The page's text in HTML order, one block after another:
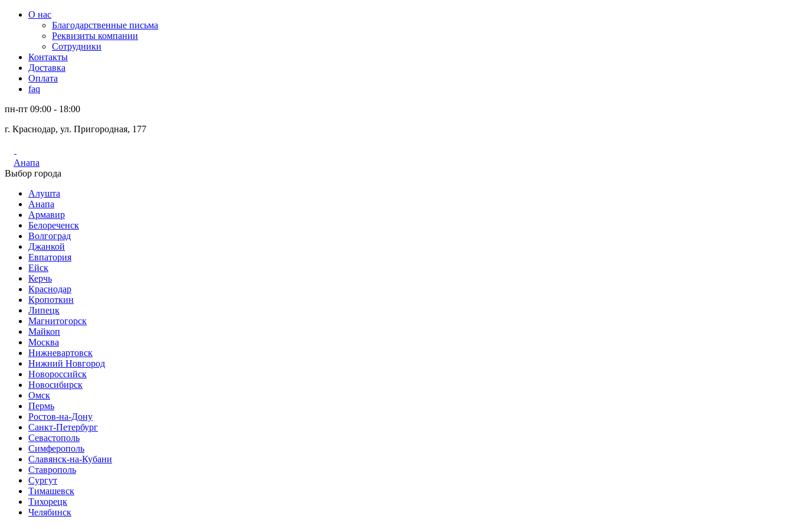
О нас
Благодарственные письма
Реквизиты компании
Сотрудники
Контакты
Доставка
Оплата
faq
пн-пт 09:00 - 18:00
г. Краснодар, ул. Пригородная, 177
Анапа
Выбор города
Алушта
Анапа
Армавир
Белореченск
Волгоград
Джанкой
Евпатория
Ейск
Керчь
Краснодар
Кропоткин
Липецк
Магнитогорск
Майкоп
Москва
Нижневартовск
Нижний Новгород
Новороссийск
Новосибирск
Омск
Пермь
Ростов-на-Дону
Санкт-Петербург
Севастополь
Симферополь
Славянск-на-Кубани
Ставрополь
Сургут
Тимашевск
Тихорецк
Челябинск